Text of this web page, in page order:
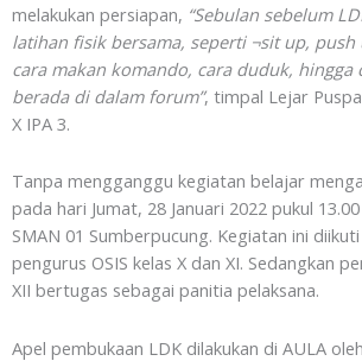
melakukan persiapan, “Sebulan sebelum
latihan fisik bersama, seperti ¬sit up, push
cara makan komando, cara duduk, hingga
berada di dalam forum”, timpal Lejar
X IPA 3.
Tanpa mengganggu kegiatan belajar
pada hari Jumat, 28 Januari 2022 pukul
SMAN 01 Sumberpucung. Kegiatan ini
pengurus OSIS kelas X dan XI. Sedangkan
XII bertugas sebagai panitia pelaksana.
Apel pembukaan LDK dilakukan di AULA